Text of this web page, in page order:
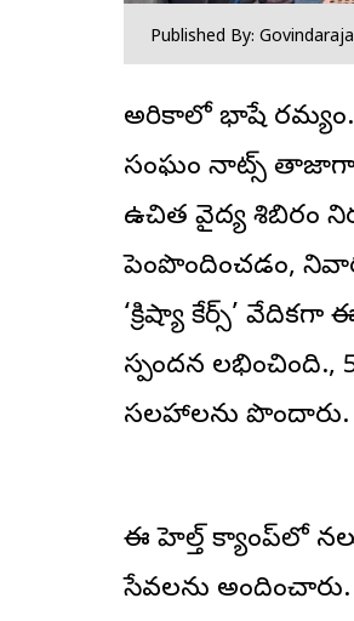
Published By:
అమెరికాలో భాషే రమ్యం..
సంఘం నాట్స్ తాజాగా
ఉచిత వైద్య శిబిరం
పెంపొందించడం,
‘క్రిష్యా కేర్స్’
స్పందన లభించింది.,
సలహాలను పొందారు.
ఈ హెల్త్ క్యాంప్‌లో
సేవలను